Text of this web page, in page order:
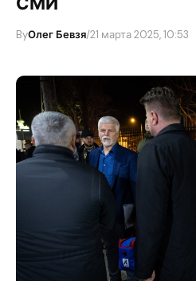
ByОлег Бевзя/21 марта 2025, 10:53